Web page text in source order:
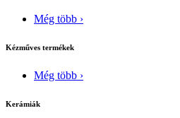
Még több ›
Kézműves termékek
Még több ›
Kerámiák